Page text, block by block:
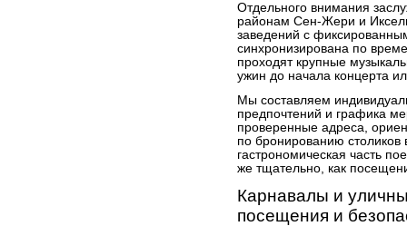
Отдельного внимания
районам Сен-Жери и
заведений с
синхронизирована по
проходят крупные
ужин до начала концерта
Мы составляем
предпочтений и графика
проверенные адреса,
по бронированию
гастрономическая часть
же тщательно, как
Карнавалы и
посещения и